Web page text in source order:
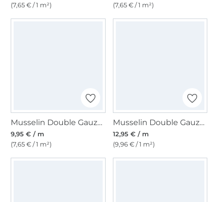
(7,65 € / 1 m²)
(7,65 € / 1 m²)
Musselin Double Gauze, dunkelblau
9,95 € / m
(7,65 € / 1 m²)
Musselin Double Gauze Petite Fleurs, wollweiss
12,95 € / m
(9,96 € / 1 m²)